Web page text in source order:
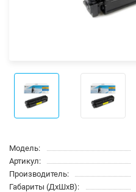
Модель:
Артикул:
Производитель:
Габариты (ДхШхВ):